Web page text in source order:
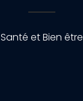
Santé et Bien être